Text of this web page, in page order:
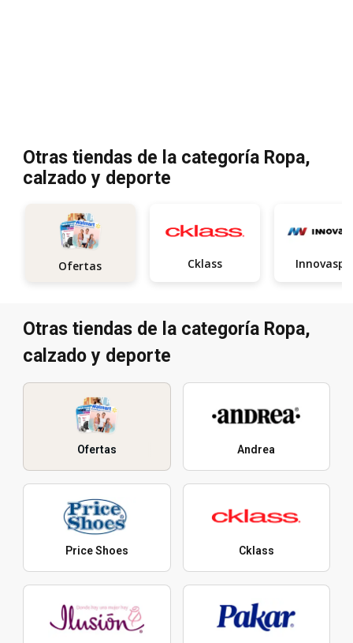
Otras tiendas de la categoría Ropa,
calzado y deporte
Ofertas Cklass
Otras tiendas de la categoría Ropa,
calzado y deporte
Ofertas Andrea
Price Shoes Cklass